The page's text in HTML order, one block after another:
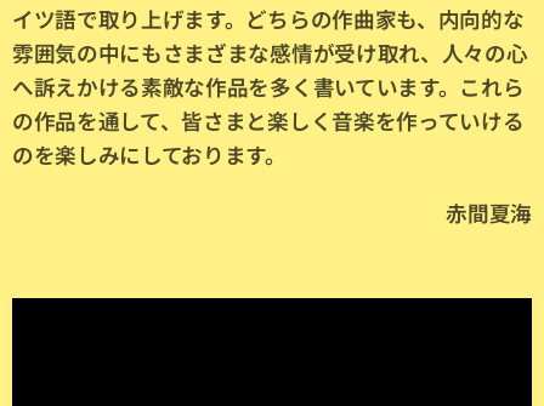
イツ語で取り上げます。どちらの作曲家も、内向的な
雰囲気の中にもさまざまな感情が受け取れ、人々の心
へ訴えかける素敵な作品を多く書いています。これら
の作品を通して、皆さまと楽しく音楽を作っていける
のを楽しみにしております。
赤間夏海